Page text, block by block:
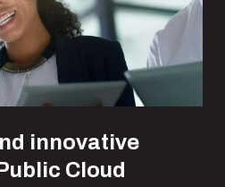
innovative
Cloud